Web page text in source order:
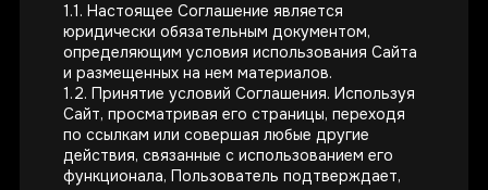
1.1. Настоящее Соглашение является
юридически обязательным документом,
определяющим условия использования Сайта
и размещенных на нем материалов.
1.2. Принятие условий Соглашения. Используя
Сайт, просматривая его страницы, переходя
по ссылкам или совершая любые другие
действия, связанные с использованием его
функционала, Пользователь подтверждает,